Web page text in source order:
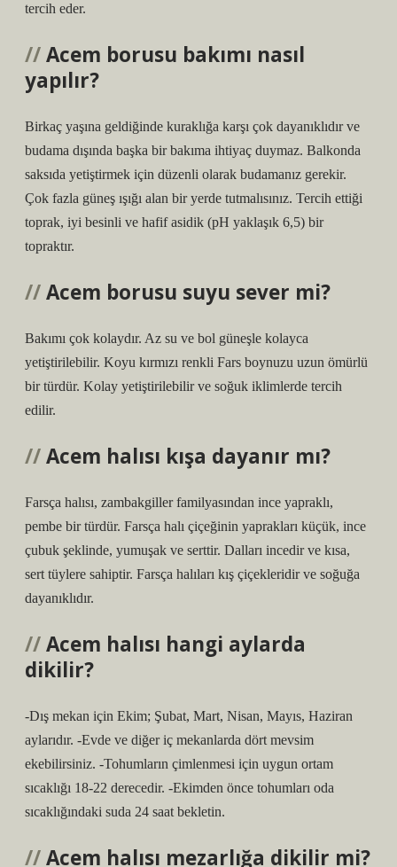
tercih eder.
Acem borusu bakımı nasıl
yapılır?
Birkaç yaşına geldiğinde kuraklığa karşı çok dayanıklıdır ve
budama dışında başka bir bakıma ihtiyaç duymaz. Balkonda
saksıda yetiştirmek için düzenli olarak budamanız gerekir.
Çok fazla güneş ışığı alan bir yerde tutmalısınız. Tercih ettiği
toprak, iyi besinli ve hafif asidik (pH yaklaşık 6,5) bir
topraktır.
Acem borusu suyu sever mi?
Bakımı çok kolaydır. Az su ve bol güneşle kolayca
yetiştirilebilir. Koyu kırmızı renkli Fars boynuzu uzun ömürlü
bir türdür. Kolay yetiştirilebilir ve soğuk iklimlerde tercih
edilir.
Acem halısı kışa dayanır mı?
Farsça halısı, zambakgiller familyasından ince yapraklı,
pembe bir türdür. Farsça halı çiçeğinin yaprakları küçük, ince
çubuk şeklinde, yumuşak ve serttir. Dalları incedir ve kısa,
sert tüylere sahiptir. Farsça halıları kış çiçekleridir ve soğuğa
dayanıklıdır.
Acem halısı hangi aylarda
dikilir?
-Dış mekan için Ekim; Şubat, Mart, Nisan, Mayıs, Haziran
aylarıdır. -Evde ve diğer iç mekanlarda dört mevsim
ekebilirsiniz. -Tohumların çimlenmesi için uygun ortam
sıcaklığı 18-22 derecedir. -Ekimden önce tohumları oda
sıcaklığındaki suda 24 saat bekletin.
Acem halısı mezarlığa dikilir mi?